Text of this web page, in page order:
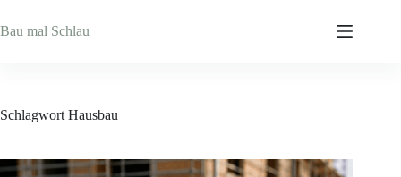
Inhalt
springen
Bau mal Schlau
Schlagwort Hausbau